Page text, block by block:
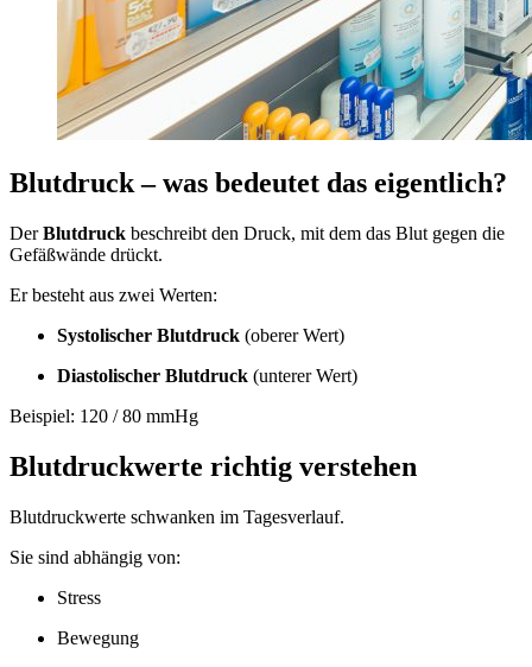
Blutdruck – was bedeutet das eigentlich?
DerBlutdruck beschreibt den Druck, mit dem das Blut gegen die
Gefäßwände drückt.
Er besteht aus zwei Werten:
Systolischer Blutdruck (oberer Wert)
Diastolischer Blutdruck (unterer Wert)
Beispiel: 120 / 80 mmHg
Blutdruckwerte richtig verstehen
Blutdruckwerte schwanken im Tagesverlauf.
Sie sind abhängig von:
Stress
Bewegung